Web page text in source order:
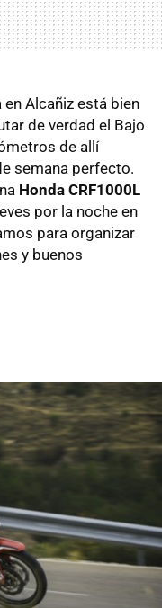
Alcañiz está bien
de verdad el Bajo
de allí
semana perfecto.
Honda CRF1000L
por la noche en
para organizar
y buenos